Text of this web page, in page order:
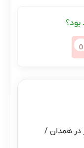
بود؟
0
در همدان /